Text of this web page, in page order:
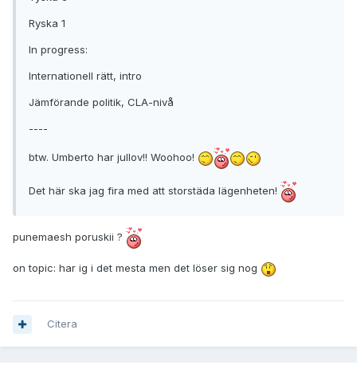
Ryska 1
In progress:
Internationell rätt, intro
Jämförande politik, CLA-nivå
----
btw. Umberto har jullov!! Woohoo!
Det här ska jag fira med att storstäda lägenheten!
punemaesh poruskii ?
on topic: har ig i det mesta men det löser sig nog
Citera